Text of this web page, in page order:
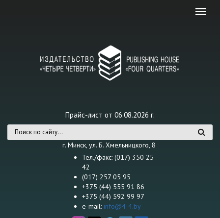
Прайс-лист от 06.08.2026 г.
Форма поискаг. Минск, ул. Б. Хмельницкого, 8
Тел./факс: (017) 350 25
42
(017) 257 05 95
+375 (44) 555 91 86
+375 (44) 592 99 97
e-mail: info@4-4.by